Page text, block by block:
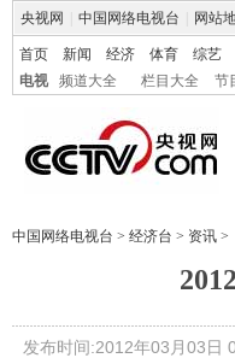
央视网 中国网络电视台 网站
首页 新闻 经济 体育 综艺
电视
频道大全 栏目大全 节
中国网络电视台 > 经济台 > 资讯 >
发布时间:2012年03月03日